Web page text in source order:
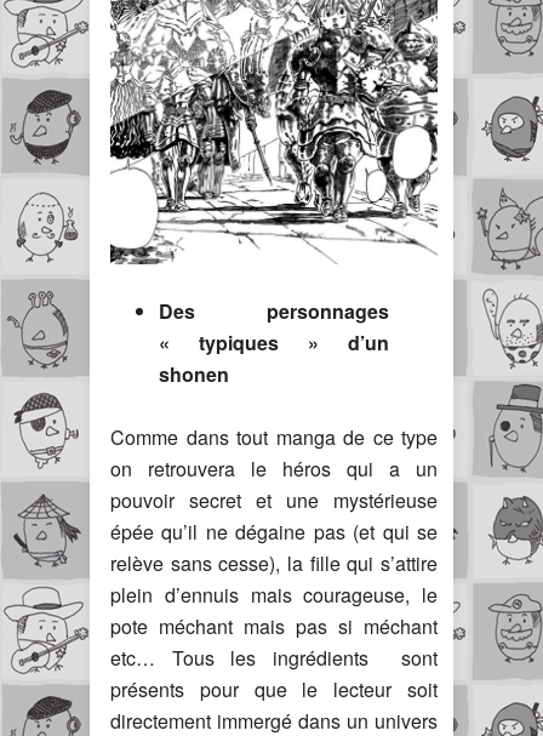
Des personnages
« typiques » d’un
shonen
Comme dans tout manga de ce type
on retrouvera le héros qui a un
pouvoir secret et une mystérieuse
épée qu’il ne dégaine pas (et qui se
relève sans cesse), la fille qui s’attire
plein d’ennuis mais courageuse, le
pote méchant mais pas si méchant
etc… Tous les ingrédients sont
présents pour que le lecteur soit
directement immergé dans un univers